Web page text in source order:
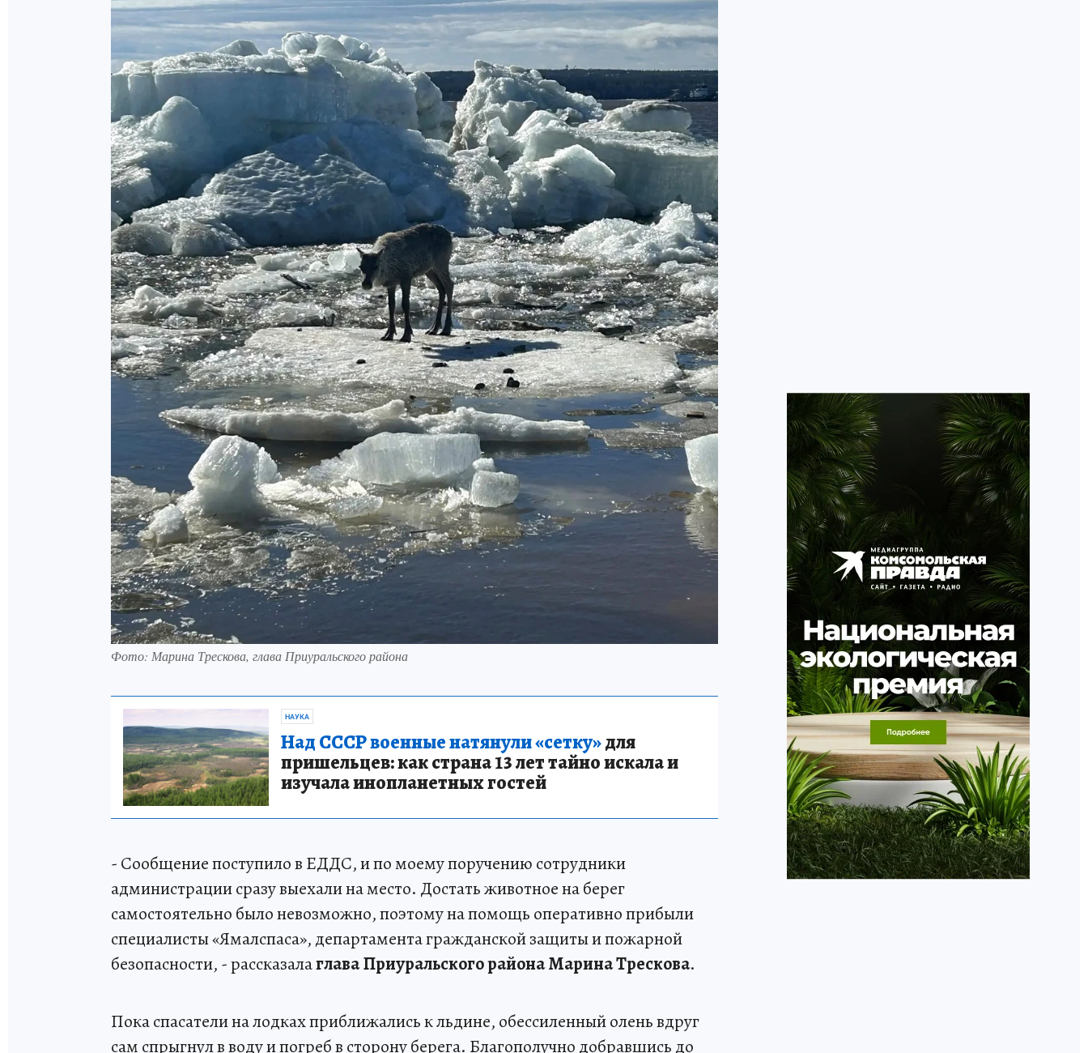
Фото: Марина Трескова, глава Приуральского района
НАУКА
Над СССР военные натянули «сетку»для
пришельцев: как страна 13 лет тайно искала и
изучала инопланетных гостей
- Сообщение поступило в ЕДДС, и по моему поручению сотрудники
администрации сразу выехали на место. Достать животное на берег
самостоятельно было невозможно, поэтому на помощь оперативно прибыли
специалисты «Ямалспаса», департамента гражданской защиты и пожарной
безопасности, - рассказалаглава Приуральского района Марина Трескова.
Пока спасатели на лодках приближались к льдине, обессиленный олень вдруг
сам спрыгнул в воду и погреб в сторону берега. Благополучно добравшись до